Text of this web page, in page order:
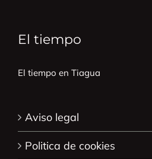
El tiempo
El tiempo en Tiagua
Aviso legal
Politica de cookies